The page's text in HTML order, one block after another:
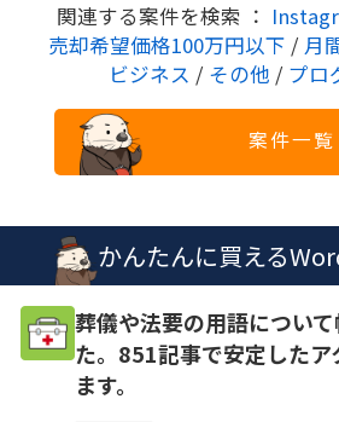
関連する案件を検索 ：
売却希望価格100万円以下 / 月
ビジネス / その他 / プロ
案件一覧
かんたんに買える
葬儀や法要の用語につい
た。851記事で安定したア
ます。